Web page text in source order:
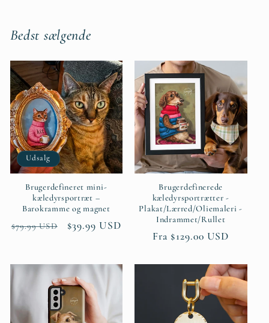
Bedst sælgende
Udsalg
Brugerdefineret mini-
kæledyrsportræt –
Barokramme og magnet
Normalpris
$79.99 USD Udsalgspris
$39.99 USD
Brugerdefinerede
kæledyrsportrætter -
Plakat/Lærred/Oliemaleri -
Indrammet/Rullet
Normalpris
Fra $129.00 USD